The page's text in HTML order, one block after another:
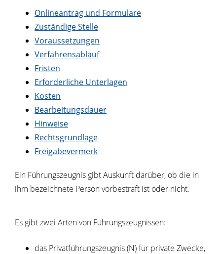
Onlineantrag und Formulare
Zuständige Stelle
Voraussetzungen
Verfahrensablauf
Fristen
Erforderliche Unterlagen
Kosten
Bearbeitungsdauer
Hinweise
Rechtsgrundlage
Freigabevermerk
Ein Führungszeugnis gibt Auskunft darüber, ob die in
ihm bezeichnete Person vorbestraft ist oder nicht.
Es gibt zwei Arten von Führungszeugnissen:
das Privatführungszeugnis (N) für private Zwecke,